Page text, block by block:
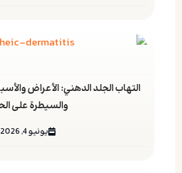
التهاب الجلد الدهني: الأعراض
والسيطرة على
يونيو 4, 2026